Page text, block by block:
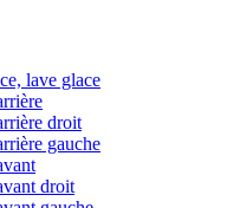
lave glace
droit
gauche
droit